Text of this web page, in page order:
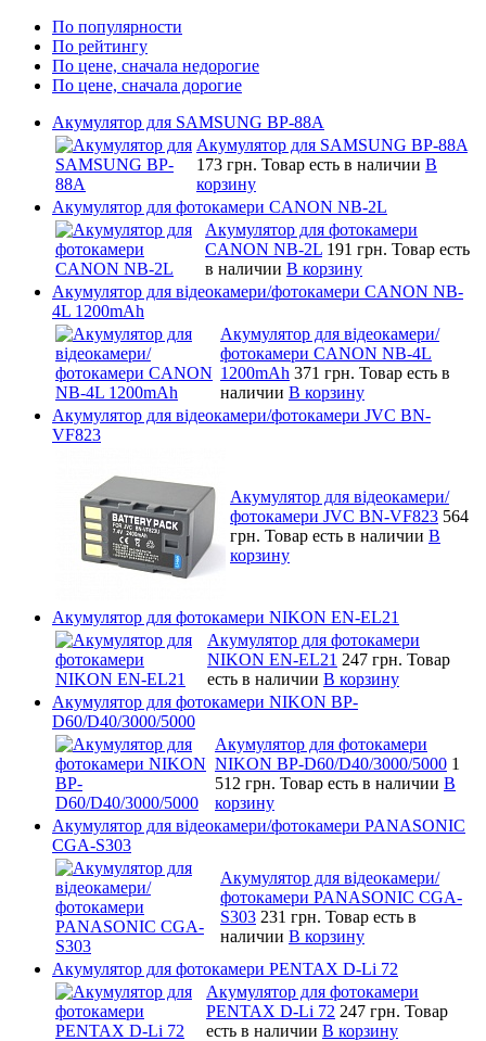
По популярности
По рейтингу
По цене, сначала недорогие
По цене, сначала дорогие
Акумулятор для SAMSUNG BP-88A
Акумулятор для SAMSUNG BP-88A
173 грн. Товар есть в наличии В
корзину
Акумулятор для фотокамери CANON NB-2L
Акумулятор для фотокамери
CANON NB-2L 191 грн. Товар есть
в наличии В корзину
Акумулятор для відеокамери/фотокамери CANON NB-
4L 1200mAh
Акумулятор для відеокамери/
фотокамери CANON NB-4L
1200mAh 371 грн. Товар есть в
наличии В корзину
Акумулятор для відеокамери/фотокамери JVC BN-
VF823
Акумулятор для відеокамери/
фотокамери JVC BN-VF823 564
грн. Товар есть в наличии В
корзину
Акумулятор для фотокамери NIKON EN-EL21
Акумулятор для фотокамери
NIKON EN-EL21 247 грн. Товар
есть в наличии В корзину
Акумулятор для фотокамери NIKON BP-
D60/D40/3000/5000
Акумулятор для фотокамери
NIKON BP-D60/D40/3000/5000 1
512 грн. Товар есть в наличии В
корзину
Акумулятор для відеокамери/фотокамери PANASONIC
CGA-S303
Акумулятор для відеокамери/
фотокамери PANASONIC CGA-
S303 231 грн. Товар есть в
наличии В корзину
Акумулятор для фотокамери PENTAX D-Li 72
Акумулятор для фотокамери
PENTAX D-Li 72 247 грн. Товар
есть в наличии В корзину